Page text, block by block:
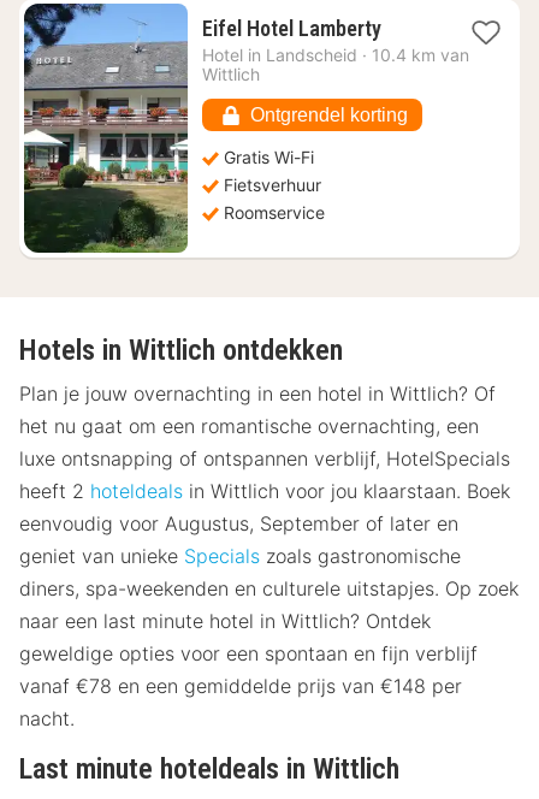
Eifel Hotel Lamberty1
nacht
79,91
Hotel in Landscheid · 10.4 km van
Wittlich
Ontgrendel korting
Gratis Wi-Fi
Fietsverhuur
Roomservice
Hotels in Wittlich ontdekken
Plan je jouw overnachting in een hotel in Wittlich? Of
het nu gaat om een romantische overnachting, een
luxe ontsnapping of ontspannen verblijf, HotelSpecials
heeft 2 hoteldeals in Wittlich voor jou klaarstaan. Boek
eenvoudig voor Augustus, September of later en
geniet van unieke Specials zoals gastronomische
diners, spa-weekenden en culturele uitstapjes. Op zoek
naar een last minute hotel in Wittlich? Ontdek
geweldige opties voor een spontaan en fijn verblijf
vanaf €78 en een gemiddelde prijs van €148 per
nacht.
Last minute hoteldeals in Wittlich